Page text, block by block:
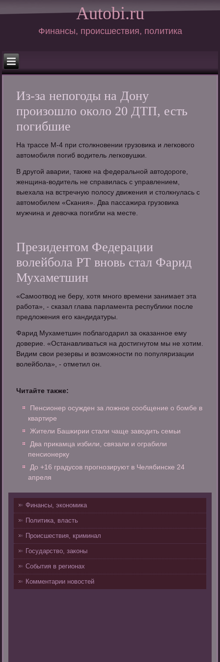
Autobi.ru
Финансы, происшествия, политика
Из-за непогоды на Дону
произошло около 20 ДТП, есть
погибшие
На трассе М-4 при столкновении грузовика и легкового
автомобиля погиб водитель легковушки.
В другой аварии, также на федеральной автодороге,
женщина-водитель не справилась с управлением,
выехала на встречную полосу движения и столкнулась с
автомобилем «Скания». Два пассажира грузовика
мужчина и девочка погибли на месте.
Президентом Федерации
волейбола РТ вновь стал Фарид
Мухаметшин
«Самоотвод не беру, хотя много времени занимает эта
работа», - сказал глава парламента республики после
предложения его кандидатуры.
Фарид Мухаметшин поблагодарил за оказанное ему
доверие. «Останавливаться на достигнутом мы не хотим.
Видим свои резервы и возможности по популяризации
волейбола», - отметил он.
Читайте также:
Пенсионер осужден за ложное сообщение о бомбе в
квартире
Жители Башкирии стали чаще заводить семьи
Два прикамца избили, связали и ограбили
пенсионерку
До +16 градусов прогнозируют в Челябинске 24
апреля
Финансы, экономика
Политика, власть
Происшествия, криминал
Государство, законы
События в регионах
Комментарии новостей